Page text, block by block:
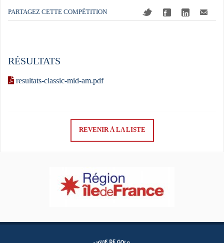
PARTAGEZ CETTE COMPÉTITION
RÉSULTATS
resultats-classic-mid-am.pdf
REVENIR À LA LISTE